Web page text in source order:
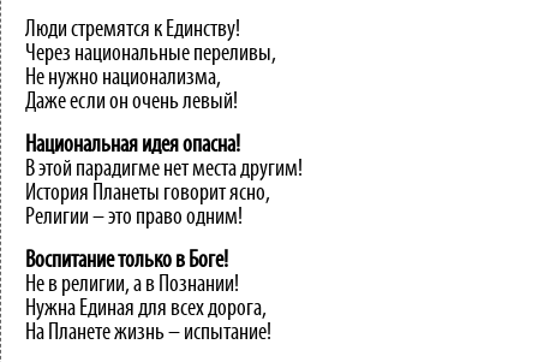
Люди стремятся к Единству!
Через национальные переливы,
Не нужно национализма,
Даже если он очень левый!
Национальная идеяопасна!
В этой парадигме нет места другим!
История Планеты говорит ясно,
Религии – это право одним!
Воспитаниетолько в Боге!
Не в религии, а в Познании!
Нужна Единая для всех дорога,
На Планете жизнь – испытание!